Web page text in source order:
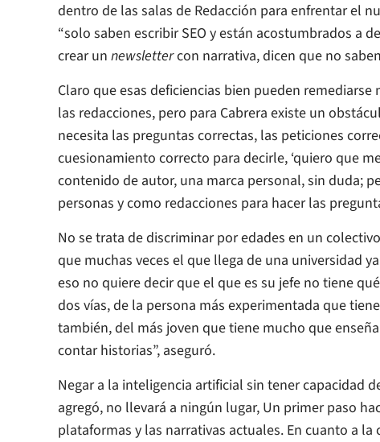
dentro de las salas de Redacción para enfrentar el
“solo saben escribir SEO y están acostumbrados a
crear un newslettercon narrativa, dicen que no
Claro que esas deficiencias bien pueden
las redacciones, pero para Cabrera existe un
necesita las preguntas correctas, las peticiones
cuesionamiento correcto para decirle, ‘quiero que
contenido de autor, una marca personal, sin duda;
personas y como redacciones para hacer las
No se trata de discriminar por edades en un
que muchas veces el que llega de una universidad
eso no quiere decir que el que es su jefe no tiene
dos vías, de la persona más experimentada que
también, del más joven que tiene mucho que
contar historias”, aseguró.
Negar a la inteligencia artificial sin tener capacidad
agregó, no llevará a ningún lugar, Un primer paso
plataformas y las narrativas actuales. En cuanto a